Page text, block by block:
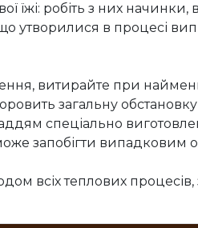
їжі: робіть з них
утворилися в процесі
витирайте при
загальну
спеціально
запобігти випадковим
всіх теплових